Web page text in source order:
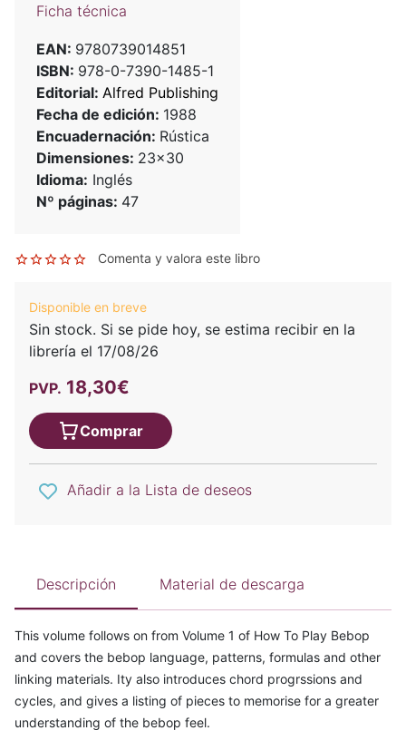
Ficha técnica
EAN: 9780739014851
ISBN: 978-0-7390-1485-1
Editorial: Alfred Publishing
Fecha de edición: 1988
Encuadernación: Rústica
Dimensiones: 23x30
Idioma: Inglés
Nº páginas: 47
Comenta y valora este libro
Disponible en breve
Sin stock. Si se pide hoy, se estima recibir en la
librería el 17/08/26
PVP. 18,30€
Comprar
Añadir a la Lista de deseos
Descripción Material de descarga
This volume follows on from Volume 1 of How To Play Bebop
and covers the bebop language, patterns, formulas and other
linking materials. Ity also introduces chord progrssions and
cycles, and gives a listing of pieces to memorise for a greater
understanding of the bebop feel.